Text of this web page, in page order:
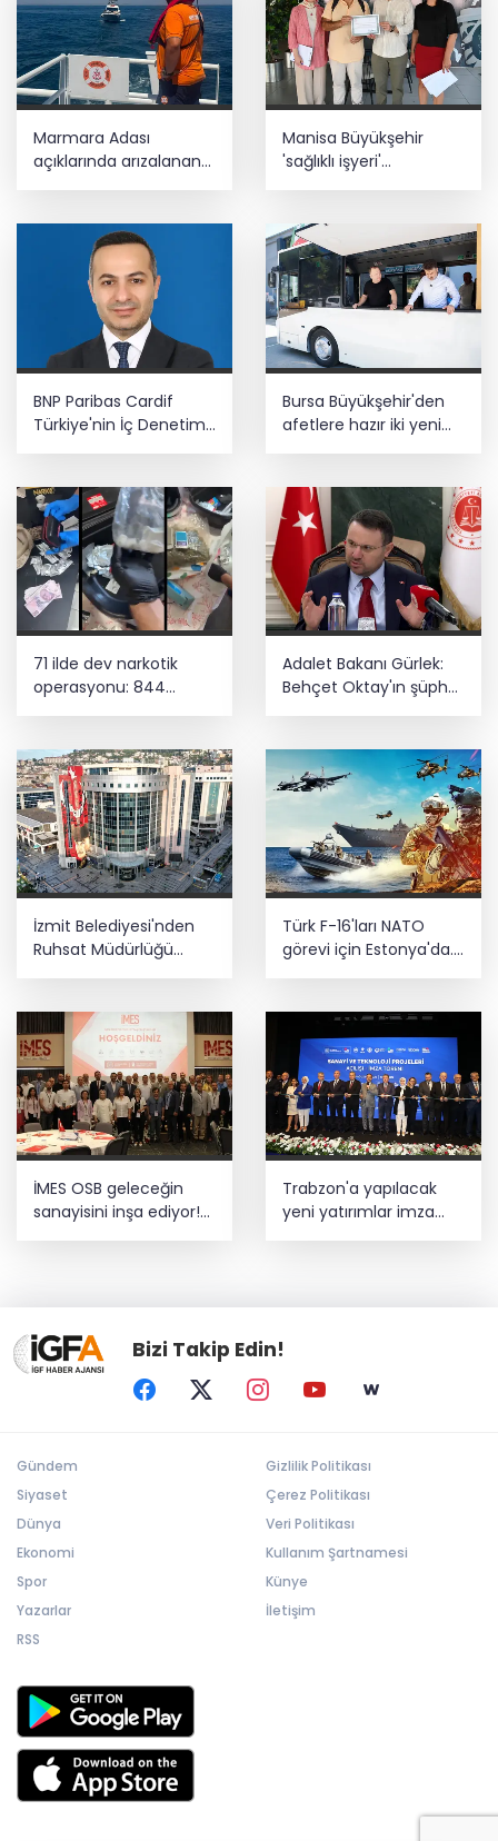
Marmara Adası
açıklarında arızalanan
tekne kurtarıldı
Manisa Büyükşehir
'sağlıklı işyeri'
sertifikasına kavuştu
BNP Paribas Cardif
Türkiye'nin İç Denetim
Bursa Büyükşehir'den
afetlere hazır iki yeni
71 ilde dev narkotik
operasyonu: 844
Adalet Bakanı Gürlek:
Behçet Oktay'ın şüpheli
incelenecek
İzmit Belediyesi'nden
Ruhsat Müdürlüğü
iddialarına açıklama
Türk F-16'ları NATO
görevi için Estonya'da...
MSB yerli savunma
İMES OSB geleceğin
sanayisini inşa ediyor!
Sanayinin geleceği
Trabzon'a yapılacak
yeni yatırımlar imza
altına alındı
Bizi Takip Edin!
Gündem
Siyaset
Dünya
Ekonomi
Spor
Yazarlar
RSS
Gizlilik Politikası
Çerez Politikası
Veri Politikası
Kullanım Şartnamesi
Künye
İletişim